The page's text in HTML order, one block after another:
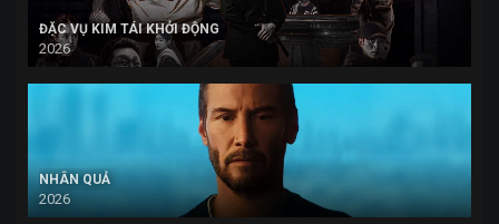
ĐẶC VỤ KIM TÁI KHỞI ĐỘNG
2026
NHÂN QUẢ
2026